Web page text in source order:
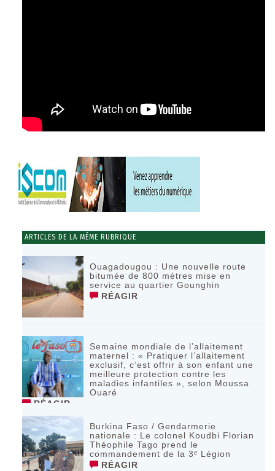
ARTICLES DE LA MÊME RUBRIQUE
Ouagadougou : Une nouvelle route
bitumée de 800 mètres mise en
service au quartier Gounghin
RÉAGIR
Semaine mondiale de l’allaitement
maternel : « Pratiquer l’allaitement
exclusif, c’est offrir à son enfant une
meilleure protection contre les
maladies infantiles », selon Moussa
Ouaré
RÉAGIR
Burkina Faso / Gendarmerie
nationale : Le colonel Koudbi Florian
Théophile Tago prend le
commandement de la 3ᵉ Légion
RÉAGIR